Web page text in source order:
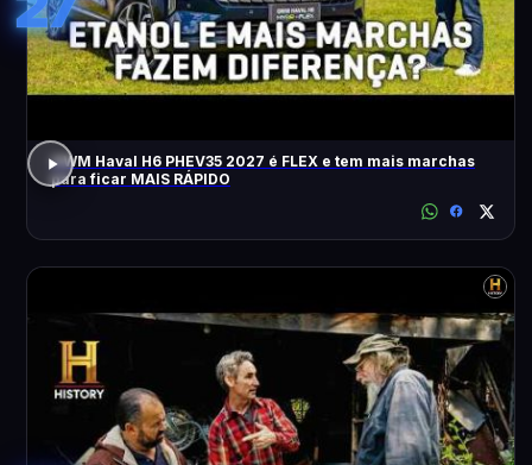
GWM Haval H6 PHEV35 2027 é FLEX e tem mais marchas
para ficar MAIS RÁPIDO